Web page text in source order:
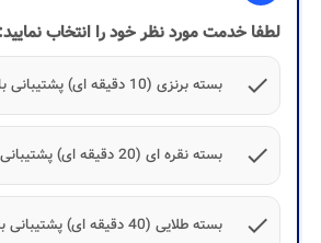
لطفا خدمت مورد نظر خود را انتخاب نمایید:
check
بسته برنزی (10 دقیقه ای) پشتیبانی بانک مهر ایران
check بسته نقره ای (20 دقیقه ای) پشتیبانی بانک مهر ایران
check بسته طلایی (40 دقیقه ای) پشتیبانی بانک مهر ایران